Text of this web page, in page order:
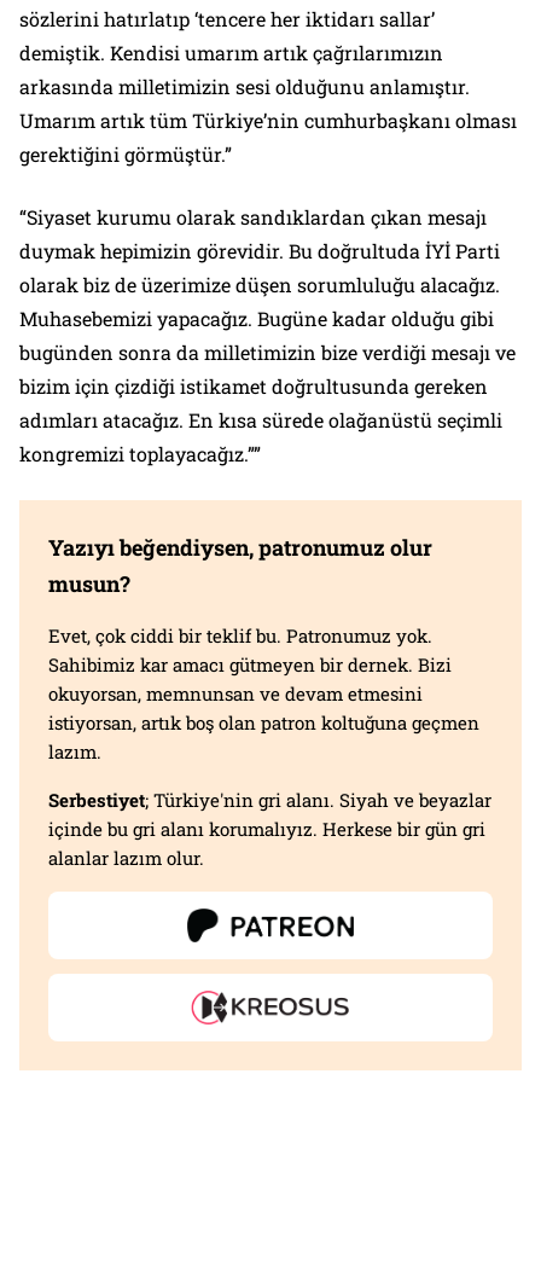
sözlerini hatırlatıp ‘tencere her iktidarı sallar’
demiştik. Kendisi umarım artık çağrılarımızın
arkasında milletimizin sesi olduğunu anlamıştır.
Umarım artık tüm Türkiye’nin cumhurbaşkanı olması
gerektiğini görmüştür.”
“Siyaset kurumu olarak sandıklardan çıkan mesajı
duymak hepimizin görevidir. Bu doğrultuda İYİ Parti
olarak biz de üzerimize düşen sorumluluğu alacağız.
Muhasebemizi yapacağız. Bugüne kadar olduğu gibi
bugünden sonra da milletimizin bize verdiği mesajı ve
bizim için çizdiği istikamet doğrultusunda gereken
adımları atacağız. En kısa sürede olağanüstü seçimli
kongremizi toplayacağız.””
Yazıyı beğendiysen, patronumuz olur
musun?
Evet, çok ciddi bir teklif bu. Patronumuz yok.
Sahibimiz kar amacı gütmeyen bir dernek. Bizi
okuyorsan, memnunsan ve devam etmesini
istiyorsan, artık boş olan patron koltuğuna geçmen
lazım.
Serbestiyet; Türkiye'nin gri alanı. Siyah ve beyazlar
içinde bu gri alanı korumalıyız. Herkese bir gün gri
alanlar lazım olur.